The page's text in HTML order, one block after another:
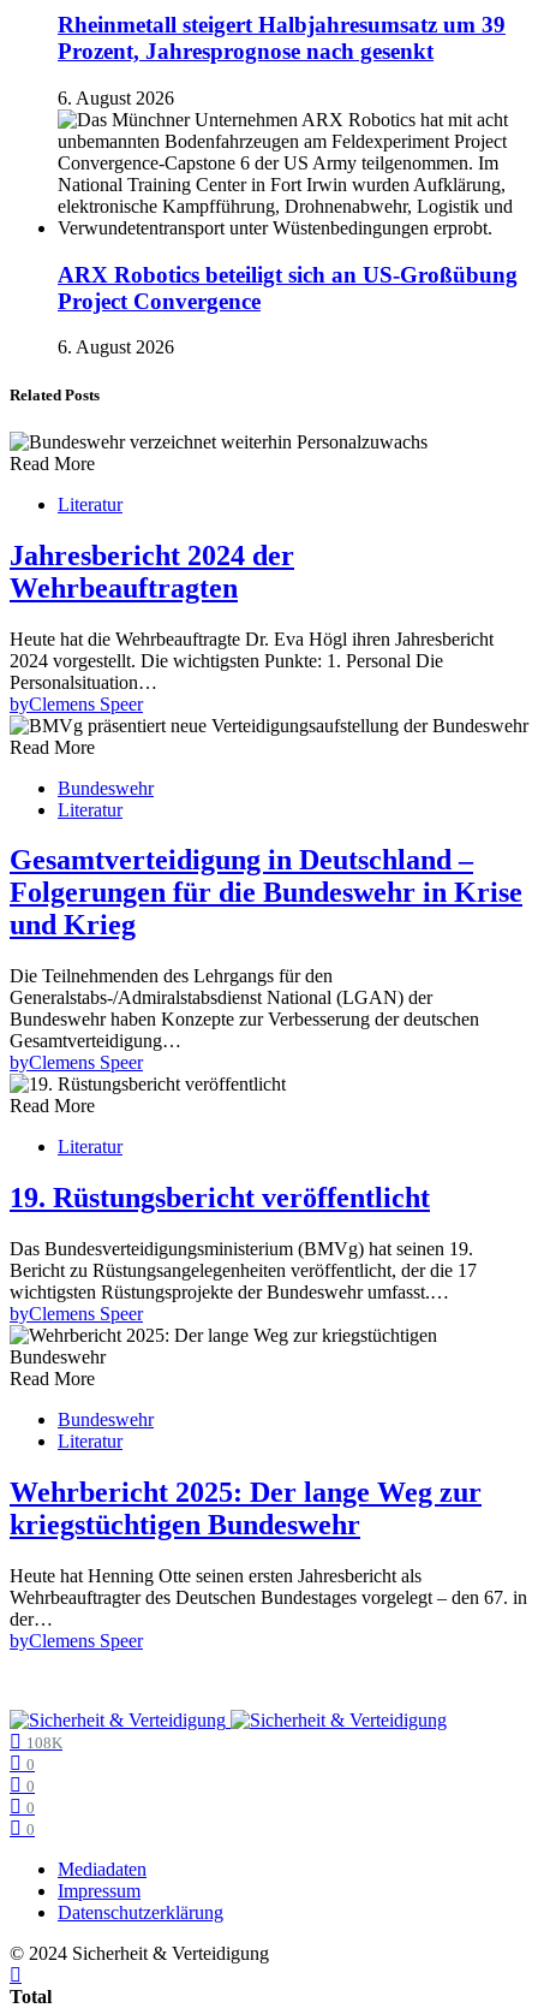
Rheinmetall steigert Halbjahresumsatz um 39
Prozent, Jahresprognose nach gesenkt
6. August 2026
ARX Robotics beteiligt sich an US-Großübung
Project Convergence
6. August 2026
Related Posts
Read More
Literatur
Jahresbericht 2024 der
Wehrbeauftragten
Heute hat die Wehrbeauftragte Dr. Eva Högl ihren Jahresbericht
2024 vorgestellt. Die wichtigsten Punkte: 1. Personal Die
Personalsituation…
byClemens Speer
Read More
Bundeswehr
Literatur
Gesamtverteidigung in Deutschland –
Folgerungen für die Bundeswehr in Krise
und Krieg
Die Teilnehmenden des Lehrgangs für den
Generalstabs-/Admiralstabsdienst National (LGAN) der
Bundeswehr haben Konzepte zur Verbesserung der deutschen
Gesamtverteidigung…
byClemens Speer
Read More
Literatur
19. Rüstungsbericht veröffentlicht
Das Bundesverteidigungsministerium (BMVg) hat seinen 19.
Bericht zu Rüstungsangelegenheiten veröffentlicht, der die 17
wichtigsten Rüstungsprojekte der Bundeswehr umfasst.…
byClemens Speer
Read More
Bundeswehr
Literatur
Wehrbericht 2025: Der lange Weg zur
kriegstüchtigen Bundeswehr
Heute hat Henning Otte seinen ersten Jahresbericht als
Wehrbeauftragter des Deutschen Bundestages vorgelegt – den 67. in
der…
byClemens Speer
108K
0
0
0
0
Mediadaten
Impressum
Datenschutzerklärung
© 2024 Sicherheit & Verteidigung
Total